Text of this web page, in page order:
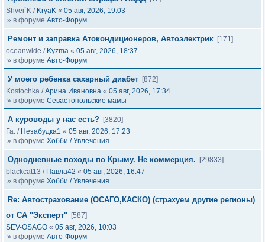
Shvei`K / KryaK « 05 авг, 2026, 19:03
» в форуме Авто-Форум
Ремонт и заправка Атокондиционеров, Автоэлектрик [171]
oceanwide / Kyzma « 05 авг, 2026, 18:37
» в форуме Авто-Форум
У моего ребенка сахарный диабет [872]
Kostochka /Арина Ивановна « 05 авг, 2026, 17:34
» в форуме Севастопольские мамы
А куроводы у нас есть? [3820]
Га. / Незабудка1 « 05 авг, 2026, 17:23
» в форуме Хобби / Увлечения
Однодневные походы по Крыму. Не коммерция.
[29833]
blackcat13 / Павла42 « 05 авг, 2026, 16:47
» в форуме Хобби / Увлечения
Re: Автострахование (ОСАГО,КАСКО) (страхуем другие регионы)
от СА "Эксперт" [587]
SEV-OSAGO « 05 авг, 2026, 10:03
» в форуме Авто-Форум